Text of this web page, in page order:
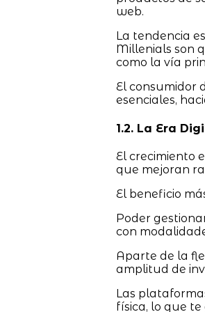
web.
La tendencia
Millenials son
como la vía
El consumidor
esenciales,
1.2. La Era
El crecimiento
que mejoran
El beneficio
Poder
con
Aparte de la
amplitud de
Las
física, lo que